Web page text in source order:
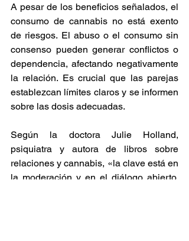
A pesar de los beneficios señalados, el
consumo de cannabis no está exento
de riesgos. El abuso o el consumo sin
consenso pueden generar conflictos o
dependencia, afectando negativamente
la relación. Es crucial que las parejas
establezcan límites claros y se informen
sobre las dosis adecuadas.
Según la doctora Julie Holland,
psiquiatra y autora de libros sobre
relaciones y cannabis, «la clave está en
la moderación y en el diálogo abierto.